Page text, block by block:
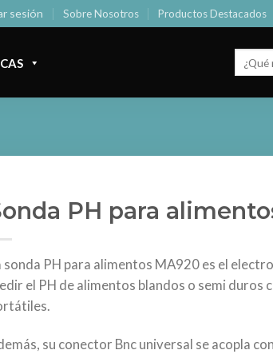
sesión Sobre Nosotros Productos Destacados
por:
PH para
sonda PH para alimentos MA920 es el
el PH de alimentos blandos o semi duros
su conector Bnc universal se acopla